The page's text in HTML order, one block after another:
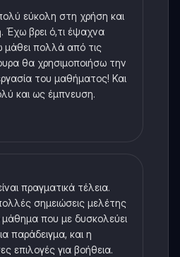
εύκολη στη χρήση και
Έχω βρει ό,τι έψαχνα
μάθει πολλά από τις
θα χρησιμοποιήσω την
του μαθήματος! Και
και ως έμπνευση.
πραγματικά τέλεια.
σημειώσεις μελέτης
μάθημα που με δυσκολεύει
παράδειγμα, και η
επιλογές για βοήθεια.